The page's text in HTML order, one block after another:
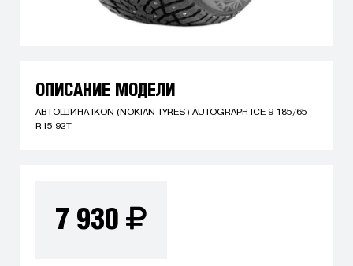
ОПИСАНИЕ МОДЕЛИ
АВТОШИНА IKON (NOKIAN TYRES) AUTOGRAPH ICE 9 185/65
R15 92T
7 930